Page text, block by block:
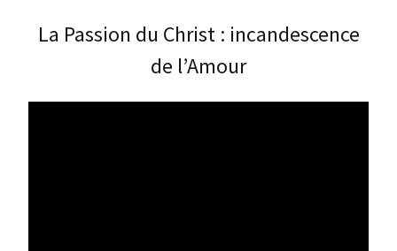
La Passion du Christ : incandescence
de l’Amour